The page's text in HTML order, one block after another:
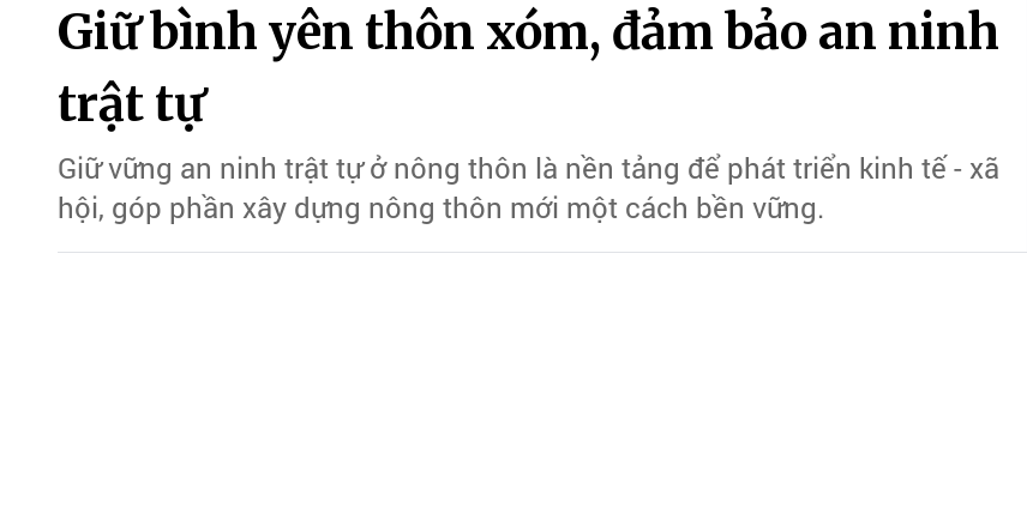
Giữ bình yên thôn xóm, đảm bảo an ninh
trật tự
Giữ vững an ninh trật tự ở nông thôn là nền tảng để phát triển kinh tế - xã
hội, góp phần xây dựng nông thôn mới một cách bền vững.